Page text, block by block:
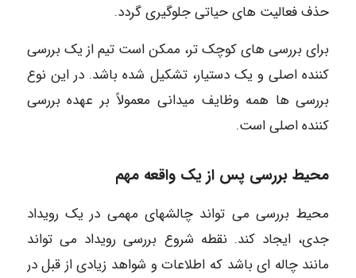
حذف فعالیت های حیاتی جلوگیری گردد.
برای بررسی های کوچک تر، ممکن است تیم از یک بررسی
کننده اصلی و یک دستیار، تشکیل شده باشد. در این نوع
بررسی ها همه وظایف میدانی معمولاً بر عهده بررسی
کننده اصلی است.
محیط بررسی پس از یک واقعه مهم
محیط بررسی می تواند چالشهای مهمی در یک رویداد
جدی، ایجاد کند. نقطه شروع بررسی رویداد می تواند
مانند چاله ای باشد که اطلاعات و شواهد زیادی از قبل در